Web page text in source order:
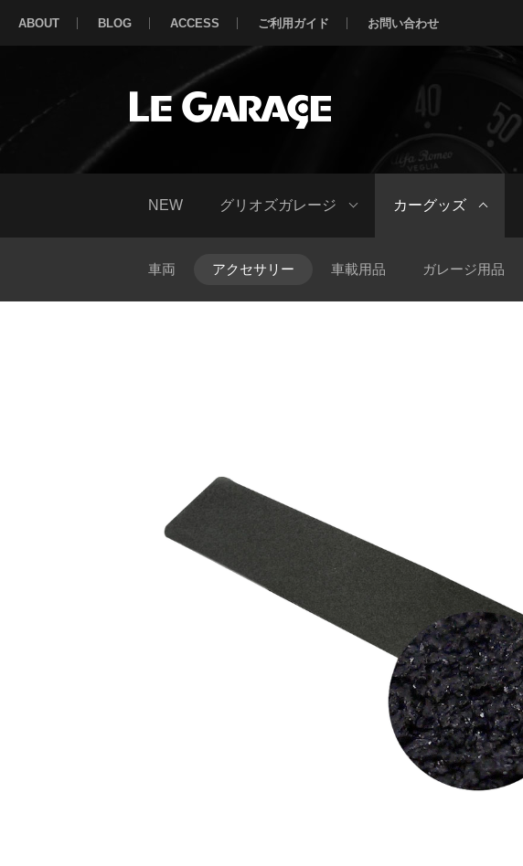
ABOUT BLOG ACCESS ご利用ガイド お問い合わせ
NEW グリオズガレージ カーグッズ
車両 アクセサリー 車載用品 ガレージ用品